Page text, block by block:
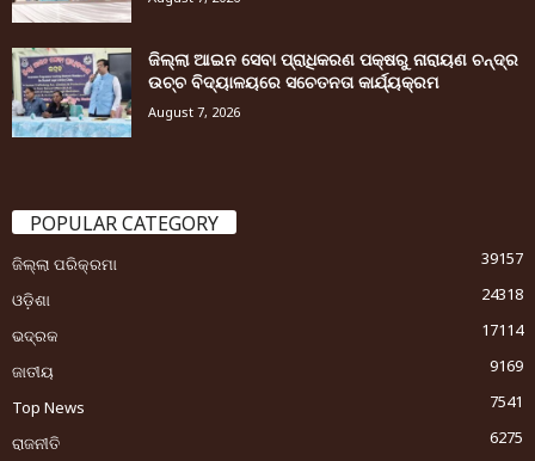
ଜିଲ୍ଲା ଆଇନ ସେବା ପ୍ରାଧିକରଣ ପକ୍ଷରୁ ନାରାୟଣ ଚନ୍ଦ୍ର
ଉଚ୍ଚ ବିଦ୍ୟାଳୟରେ ସଚେତନତା କାର୍ଯ୍ୟକ୍ରମ
August 7, 2026
POPULAR CATEGORY
ଜିଲ୍ଲା ପରିକ୍ରମା
39157
ଓଡ଼ିଶା
24318
ଭଦ୍ରକ
17114
ଜାତୀୟ
9169
Top News
7541
ରାଜନୀତି
6275